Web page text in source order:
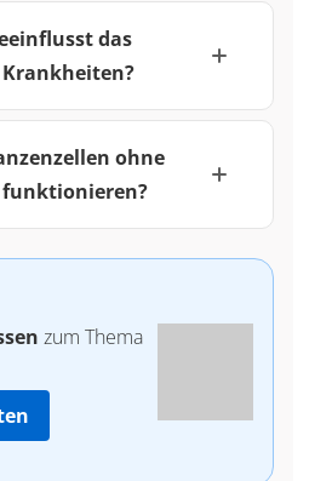
das
ohne
zum Thema